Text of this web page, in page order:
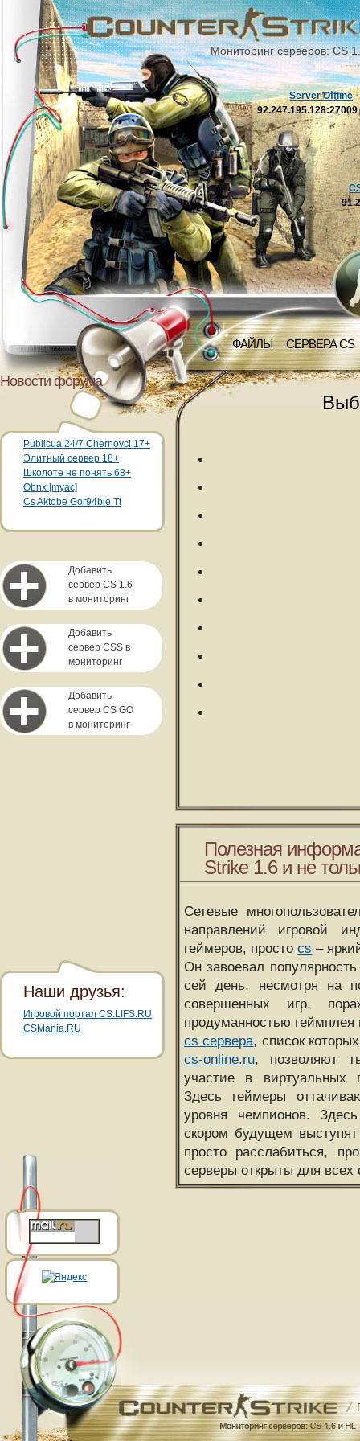
Мониторинг серверов: CS
ФАЙЛЫ СЕРВЕРА CS
Server Offline
92.247.195.128:27009
Новости форума
Publicua 24/7 Chernovci 17+
Элитный сервер 18+
Школоте не понять 68+
Obnx [myac]
Cs Aktobe Gor94bie Tt
Добавить
сервер CS 1.6
в мониторинг
Добавить
сервер CSS в
мониторинг
Добавить
сервер CS GO
в мониторинг
Полезная
Strike 1.6 и не
Сетевые
направлений игровой
геймеров, простоcs –
Он завоевал
сей день, несмотря на
совершенных игр,
продуманностью
cs сервера, список
cs-online.ru, позволяют
участие в виртуальных
Здесь геймеры
уровня чемпионов.
скором будущем
просто расслабиться,
серверы открыты для всех
Наши друзья:
Игровой портал CS.LIFS.RU
CSMania.RU